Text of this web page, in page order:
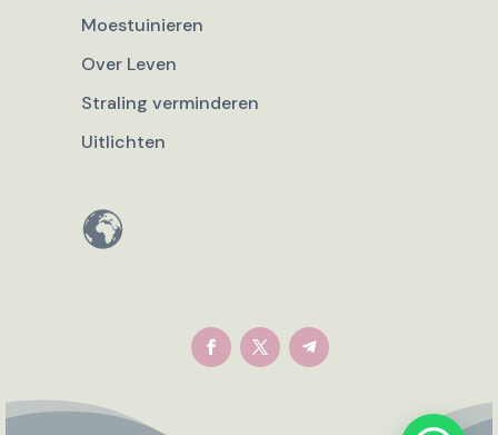
Moestuinieren
Over Leven
Straling verminderen
Uitlichten